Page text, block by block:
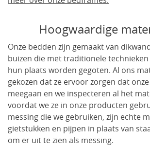
Hoogwaardige
Onze bedden zijn gemaakt van
buizen die met traditionele
hun plaats worden gegoten. Al ons
gekozen dat ze ervoor zorgen dat
meegaan en we inspecteren al het
voordat we ze in onze producten
messing die we gebruiken, zijn echte
gietstukken en pijpen in plaats van
om er uit te zien als messing.